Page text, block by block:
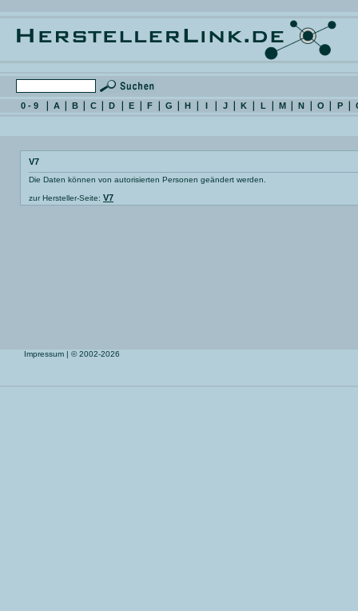
0 - 9 A B C D E F G H I J K L M N O P
V7
Die Daten können von autorisierten Personen geändert werden.
zur Hersteller-Seite: V7
Impressum | © 2002-2026